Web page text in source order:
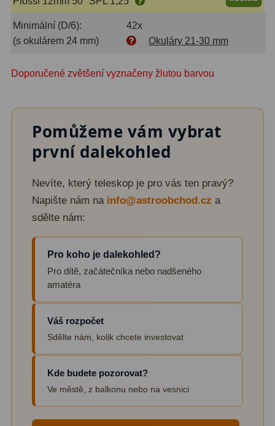
Komponenty78
Helical výtahy
Primární zrcadla 9
Sekundární zrcadla
Příslušenství 188
Redukce 1,25" a 2"
Zrcátka a hranoly2
Výtahy a ostření1
Hledáčky32
Svítilny5
Čištění28
Minimální (D/6):
42x
(s okulárem 24 mm)
Okuláry 21-30 mm
Doporučené zvětšení vyznačeny žlutou barvou
Pomůžeme vám vybrat
první dalekohled
Nevíte, který teleskop je pro vás ten pravý?
Napište nám na info@astroobchod.cz a
sdělte nám:
Pro koho je dalekohled?
Pro dítě, začátečníka nebo nadšeného
amatéra
Váš rozpočet
Sdělte nám, kolik chcete investovat
Kde budete pozorovat?
Ve městě, z balkonu nebo na vesnici